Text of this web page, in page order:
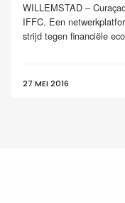
WILLEMSTAD –
IFFC. Een
strijd tegen financiële
27 MEI 2016